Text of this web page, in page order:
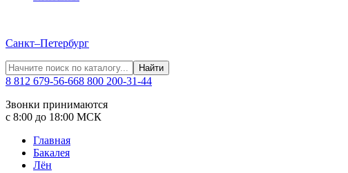
Санкт–Петербург
Найти
8 812 679-56-668 800 200-31-44
Звонки принимаются
с 8:00 до 18:00 МСК
Главная
Бакалея
Лён